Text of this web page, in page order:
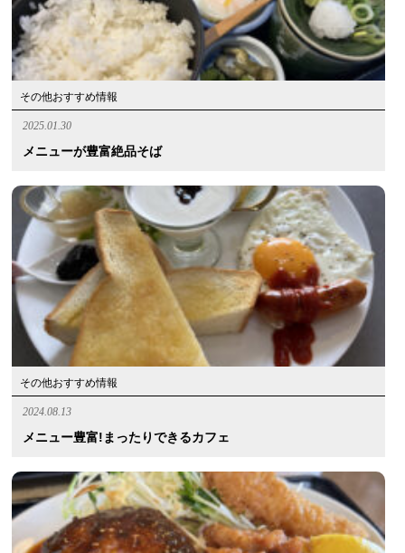
その他おすすめ情報
2025.01.30
メニューが豊富絶品そば
その他おすすめ情報
2024.08.13
メニュー豊富!まったりできるカフェ